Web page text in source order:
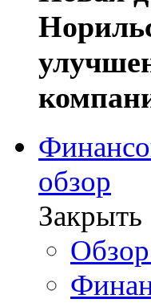
обзор
Закрыть